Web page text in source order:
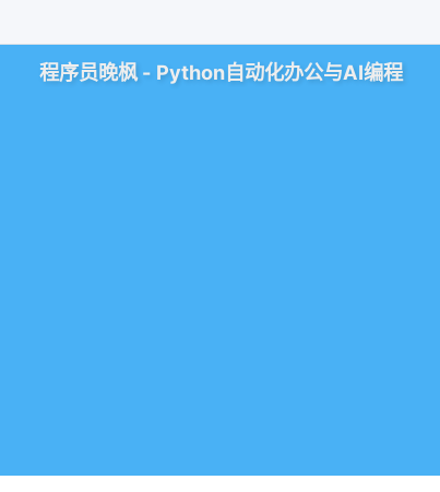
程序员晚枫 - Python自动化办公与AI编程